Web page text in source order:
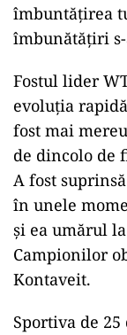
îmbuntăţirea
îmbunătăţiri s-
Fostul lider
evoluţia
fost mai
de dincolo de
A fost
în unele
şi ea umărul
Campionilor
Kontaveit.
Sportiva de